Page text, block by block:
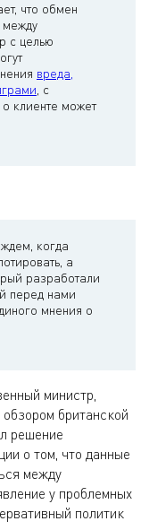
что обмен
между
с целью
вреда,
, с
клиенте может
когда
а
разработали
перед нами
мнения о
министр,
британской
решение
о том, что данные
между
у проблемных
политик